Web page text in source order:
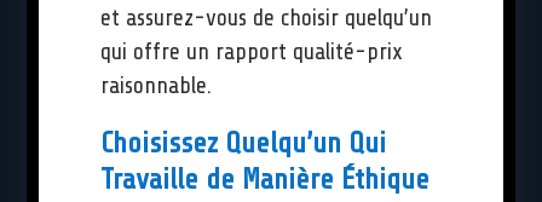
et assurez-vous de choisir quelqu’un
qui offre un rapport qualité-prix
raisonnable.
Choisissez Quelqu’un Qui
Travaille de Manière Éthique